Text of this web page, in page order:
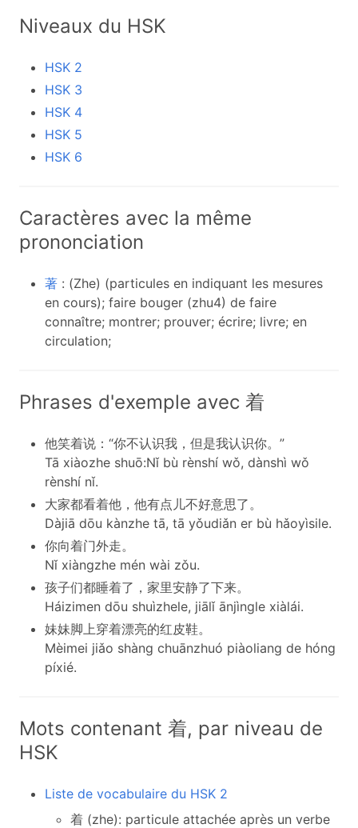
Niveaux du HSK
HSK 2
HSK 3
HSK 4
HSK 5
HSK 6
Caractères avec la même
prononciation
著 : (Zhe) (particules en indiquant les mesures
en cours); faire bouger (zhu4) de faire
connaître; montrer; prouver; écrire; livre; en
circulation;
Phrases d'exemple avec 着
他笑着说：“你不认识我，但是我认识你。”
Tā xiàozhe shuō:Nǐ bù rènshí wǒ, dànshì wǒ
rènshí nǐ.
大家都看着他，他有点儿不好意思了。
Dàjiā dōu kànzhe tā, tā yǒudiǎn er bù hǎoyìsile.
你向着门外走。
Nǐ xiàngzhe mén wài zǒu.
孩子们都睡着了，家里安静了下来。
Háizimen dōu shuìzhele, jiālǐ ānjìngle xiàlái.
妹妹脚上穿着漂亮的红皮鞋。
Mèimei jiǎo shàng chuānzhuó piàoliang de hóng
píxié.
Mots contenant 着, par niveau de
HSK
Liste de vocabulaire du HSK 2
着 (zhe): particule attachée après un verbe